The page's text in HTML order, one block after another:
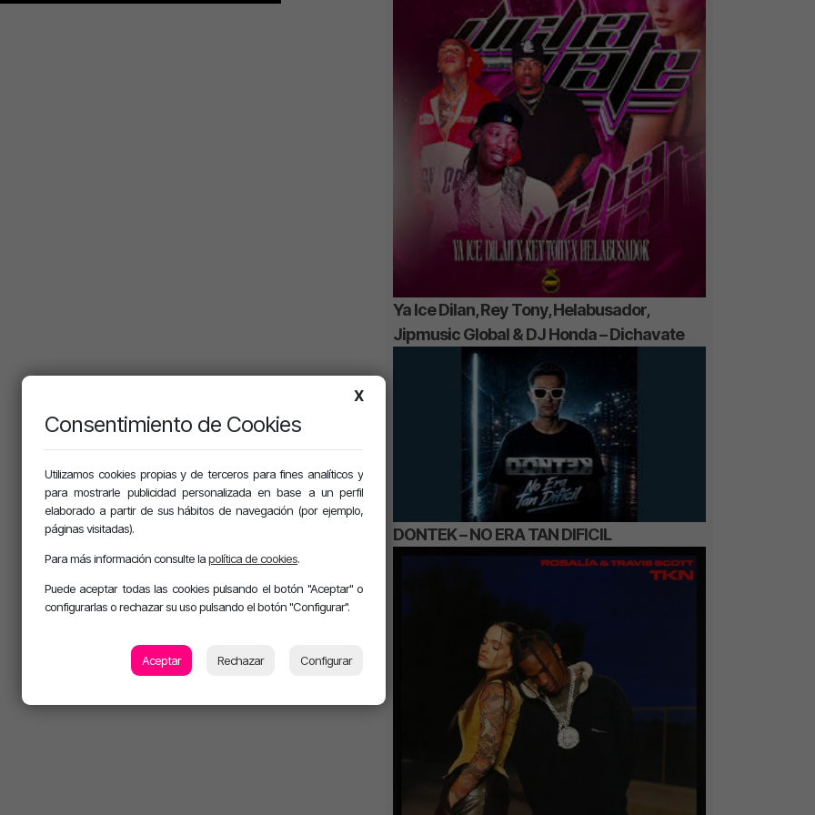
Ya Ice Dilan, Rey Tony, Helabusador,
Jipmusic Global & DJ Honda – Dichavate
DONTEK – NO ERA TAN DIFICIL
X
Consentimiento de Cookies
Utilizamos cookies propias y de terceros para fines analíticos y
para mostrarle publicidad personalizada en base a un perfil
elaborado a partir de sus hábitos de navegación (por ejemplo,
páginas visitadas).
Para más información consulte lapolítica de cookies.
Puede aceptar todas las cookies pulsando el botón "Aceptar" o
configurarlas o rechazar su uso pulsando el botón "Configurar".
Aceptar Rechazar Configurar